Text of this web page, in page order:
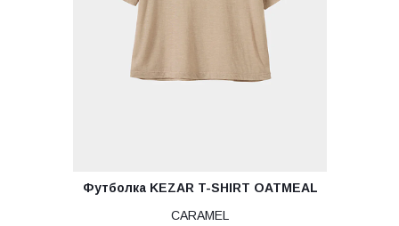
Футболка KEZAR T-SHIRT OATMEAL
CARAMEL